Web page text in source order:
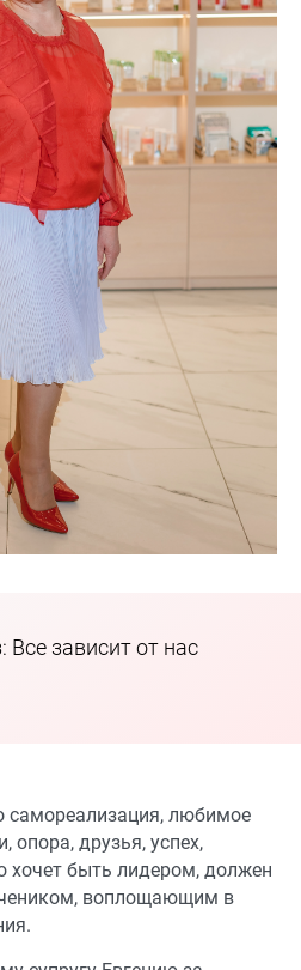
зависит от нас
любимое
опора, друзья, успех,
хочет быть лидером, должен
воплощающим в